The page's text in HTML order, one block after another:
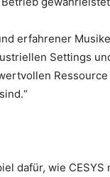
erfahrener
Settings
dafür, wie